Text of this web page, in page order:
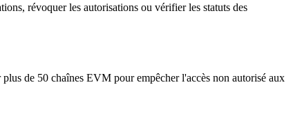
révoquer les autorisations ou vérifier les statuts des
de 50 chaînes EVM pour empêcher l'accès non autorisé aux